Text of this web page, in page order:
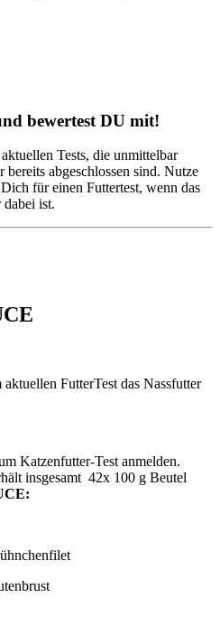
bewertest DU mit!
Tests, die unmittelbar
bereits abgeschlossen sind. Nutze
für einen Futtertest, wenn das
ist.
aktuellen FutterTest das Nassfutter
Katzenfutter-Test anmelden.
insgesamt 42x 100 g Beutel